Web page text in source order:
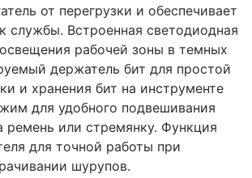
от перегрузки и обеспечивает
службы. Встроенная светодиодная
рабочей зоны в темных
держатель бит для простой
и хранения бит на инструменте
для удобного подвешивания
ремень или стремянку. Функция
для точной работы при
шурупов.